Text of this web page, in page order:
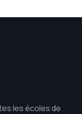
les écoles de